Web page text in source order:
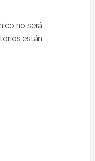
no será
están